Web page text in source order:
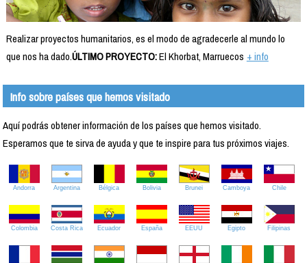
Realizar proyectos humanitarios, es el modo de agradecerle al mundo lo
que nos ha dado.ÚLTIMO PROYECTO:El Khorbat, Marruecos + info
Info sobre países que hemos visitado
Aquí podrás obtener información de los países que hemos visitado.
Esperamos que te sirva de ayuda y que te inspire para tus próximos viajes.
Andorra Argentina Bélgica Bolivia Brunei Camboya Chile
Colombia Costa Rica Ecuador España EEUU Egipto Filipinas